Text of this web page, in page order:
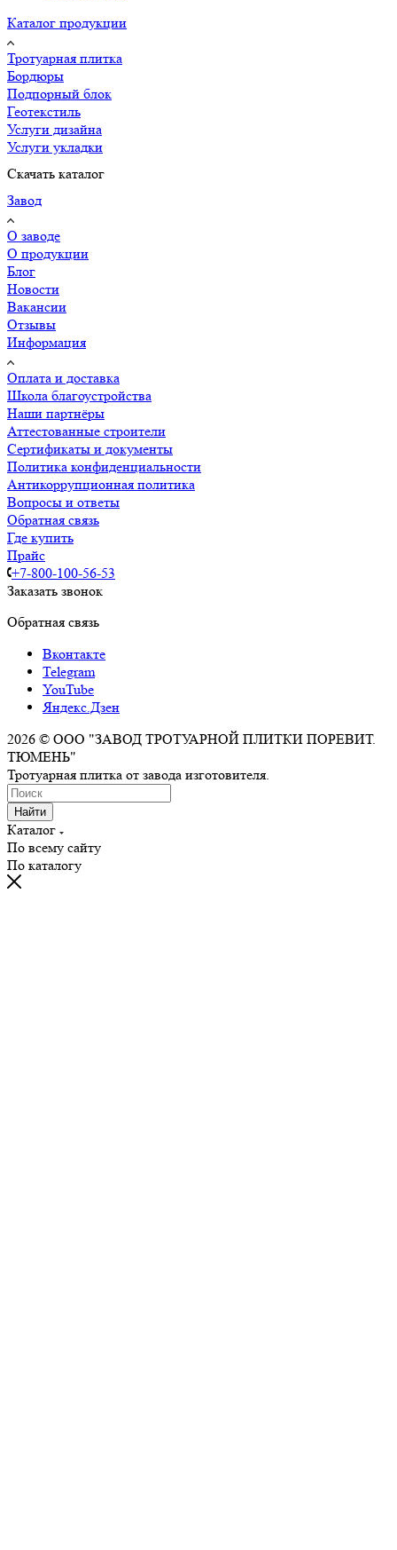
Каталог продукции
Тротуарная плитка
Бордюры
Подпорный блок
Геотекстиль
Услуги дизайна
Услуги укладки
Скачать каталог
Завод
О заводе
О продукции
Блог
Новости
Вакансии
Отзывы
Информация
Оплата и доставка
Школа благоустройства
Наши партнёры
Аттестованные строители
Сертификаты и документы
Политика конфиденциальности
Антикоррупционная политика
Вопросы и ответы
Обратная связь
Где купить
Прайс
+7-800-100-56-53
Заказать звонок
Обратная связь
Вконтакте
Telegram
YouTube
Яндекс.Дзен
2026 © ООО "ЗАВОД ТРОТУАРНОЙ ПЛИТКИ ПОРЕВИТ.
ТЮМЕНЬ"
Тротуарная плитка от завода изготовителя.
Найти
Каталог
По всему сайту
По каталогу